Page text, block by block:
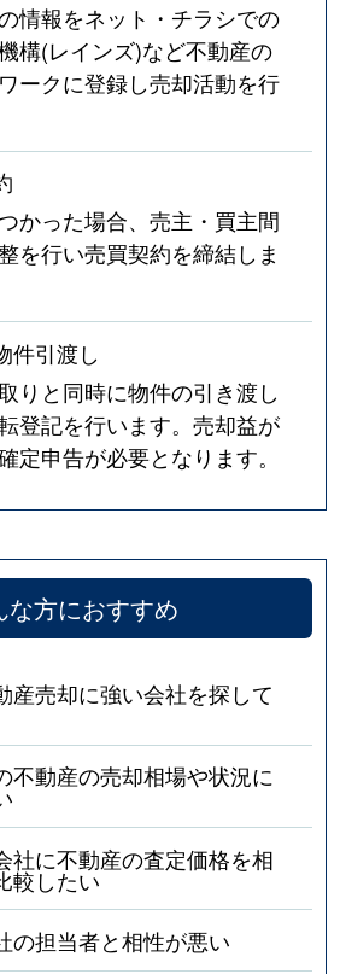
情報をネット・チラシでの
構(レインズ)など不動産の
ークに登録し売却活動を行
かった場合、売主・買主間
を行い売買契約を締結しま
件引渡し
りと同時に物件の引き渡し
登記を行います。売却益が
定申告が必要となります。
な方におすすめ
産売却に強い会社を探して
不動産の売却相場や状況に
社に不動産の査定価格を相
較したい
の担当者と相性が悪い